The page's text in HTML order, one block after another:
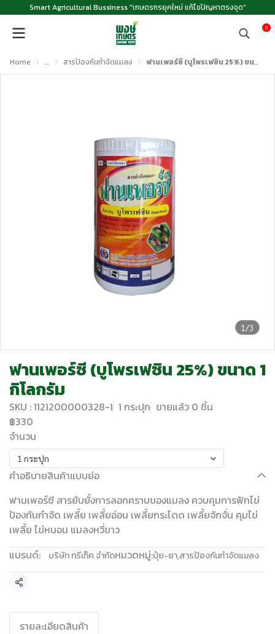
Smart Agricultural Bussiness "เกษตรกรยุคใหม่ แก้ไขปัญหาตรงจุด"
0
Home ... สารป้องกันกำจัดแมลง ฟานเพอร์ซี (บูโพรเฟซิน 25%) ขนาด 1 กิโลกรัม
1/3
ฟานเพอร์ซี (บูโพรเฟซิน 25%) ขนาด 1
กิโลกรัม
SKU : 1121200000328-1 1 กระปุก ขายแล้ว 0 ชิ้น
฿330
จำนวน
1 กระปุก
คำอธิบายสินค้าแบบย่อ
ฟานเพอร์ซี สารยับยั้งการลอกคราบของแมลง ควบคุมการฟักไข่
ป้องกันกำจัด เพลี้ย เพลี้ยอ่อน เพลี้ยกระโดด เพลี้ยจักจั่น คุมไข่
เพลี้ย ไข่หนอน แมลงหวี่ขาว
แบรนด์:
บริษัท ทรีเท็ค จำกัดหมวดหมู่:ปุ๋ย-ยา,สารป้องกันกำจัดแมลง
แชร์
รายละเอียดสินค้า